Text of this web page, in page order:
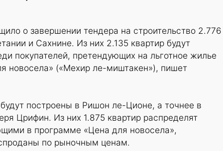
о завершении тендера на строительство 2.776
и Сахнине. Из них 2.135 квартир будут
покупателей, претендующих на льготное жилье
новосела» («Мехир ле-миштакен»), пишет
построены в Ришон ле-Ционе, а точнее в
Црифин. Из них 1.875 квартир распределят
в программе «Цена для новосела»,
по рыночным ценам.